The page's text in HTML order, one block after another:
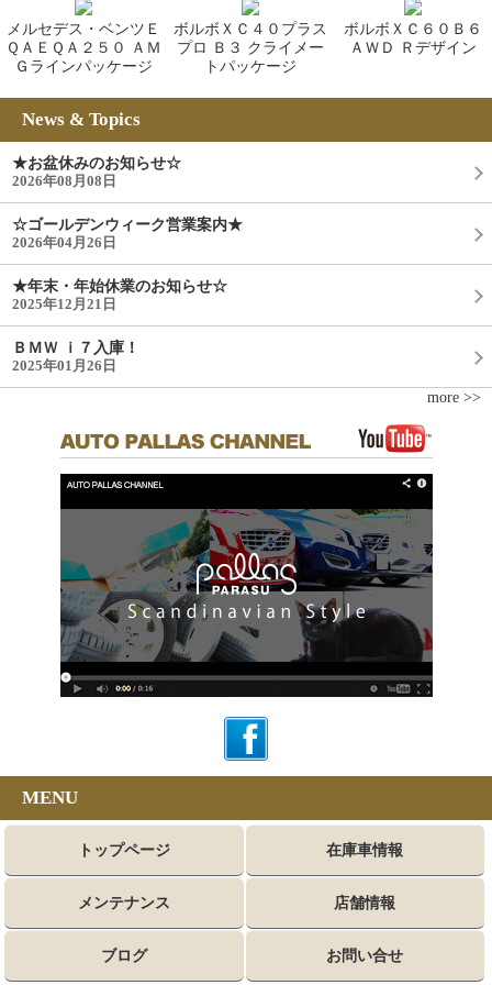
メルセデス・ベンツＥ
ＱＡＥＱＡ２５０ ＡＭ
Ｇラインパッケージ
ボルボＸＣ４０プラス
プロ Ｂ３ クライメー
トパッケージ
ボルボＸＣ６０Ｂ６
ＡＷＤ Ｒデザイン
News & Topics
★お盆休みのお知らせ☆
2026年08月08日
☆ゴールデンウィーク営業案内★
2026年04月26日
★年末・年始休業のお知らせ☆
2025年12月21日
ＢＭＷ ｉ７入庫！
2025年01月26日
more >>
MENU
トップページ 在庫車情報
メンテナンス 店舗情報
ブログ お問い合せ